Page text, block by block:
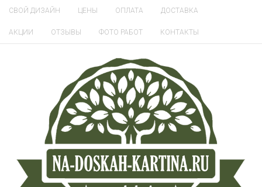
СВОЙ ДИЗАЙН ЦЕНЫ ОПЛАТА ДОСТАВКА
АКЦИИ ОТЗЫВЫ ФОТО РАБОТ КОНТАКТЫ